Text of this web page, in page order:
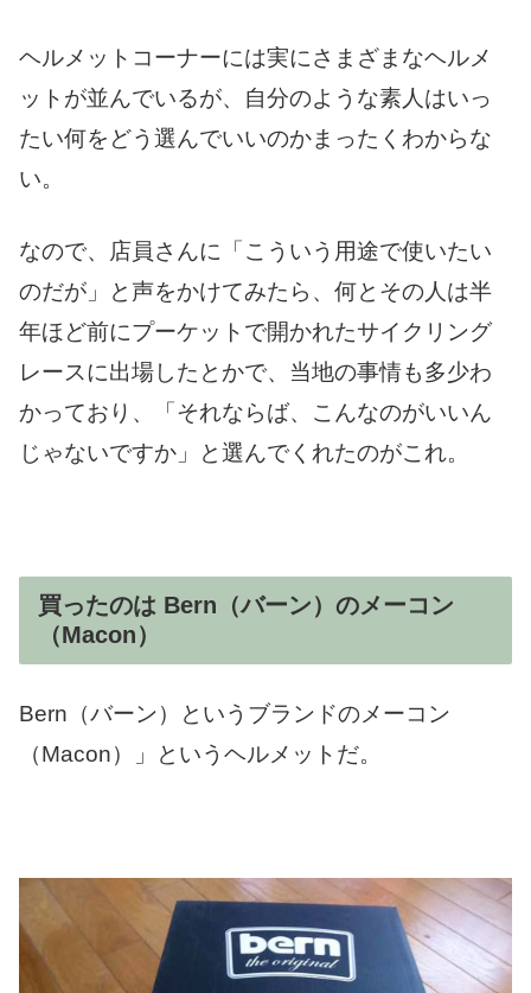
ヘルメットコーナーには実にさまざまなヘルメ
ットが並んでいるが、自分のような素人はいっ
たい何をどう選んでいいのかまったくわからな
い。
なので、店員さんに「こういう用途で使いたい
のだが」と声をかけてみたら、何とその人は半
年ほど前にプーケットで開かれたサイクリング
レースに出場したとかで、当地の事情も多少わ
かっており、「それならば、こんなのがいいん
じゃないですか」と選んでくれたのがこれ。
買ったのは Bern（バーン）のメーコン
（Macon）
Bern（バーン）というブランドのメーコン
（Macon）」というヘルメットだ。